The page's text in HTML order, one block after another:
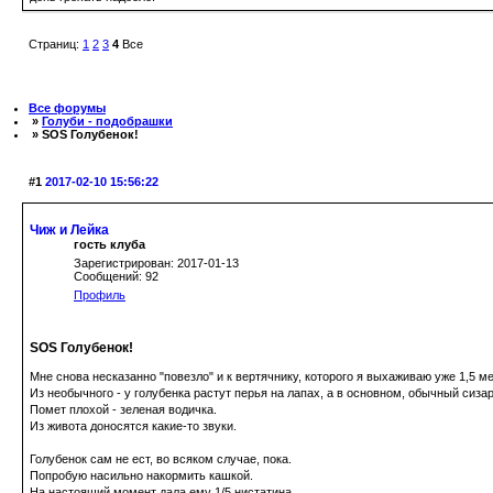
Страниц: 1 2 3 4 Все
Все форумы
» Голуби - подобрашки
» SOS Голубенок!
#1 2017-02-10 15:56:22
Чиж и Лейка
гость клуба
Зарегистрирован: 2017-01-13
Сообщений: 92
Профиль
SOS Голубенок!
Мне снова несказанно "повезло" и к вертячнику, которого я выхаживаю уже 1,5
Из необычного - у голубенка растут перья на лапах, а в основном, обычный
Помет плохой - зеленая водичка.
Из живота доносятся какие-то звуки.
Голубенок сам не ест, во всяком случае, пока.
Попробую насильно накормить кашкой.